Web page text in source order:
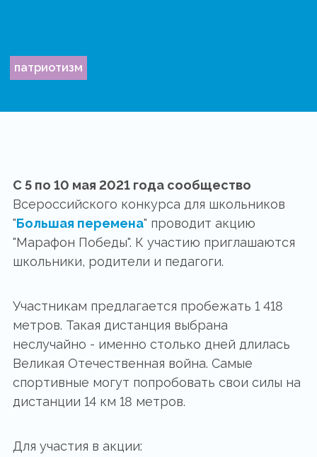
патриотизм
С 5 по 10 мая 2021 года сообщество
Всероссийского конкурса для школьников
"Большая перемена" проводит акцию
"Марафон Победы". К участию приглашаются
школьники, родители и педагоги.
Участникам предлагается пробежать 1 418
метров. Такая дистанция выбрана
неслучайно - именно столько дней длилась
Великая Отечественная война. Самые
спортивные могут попробовать свои силы на
дистанции 14 км 18 метров.
Для участия в акции: